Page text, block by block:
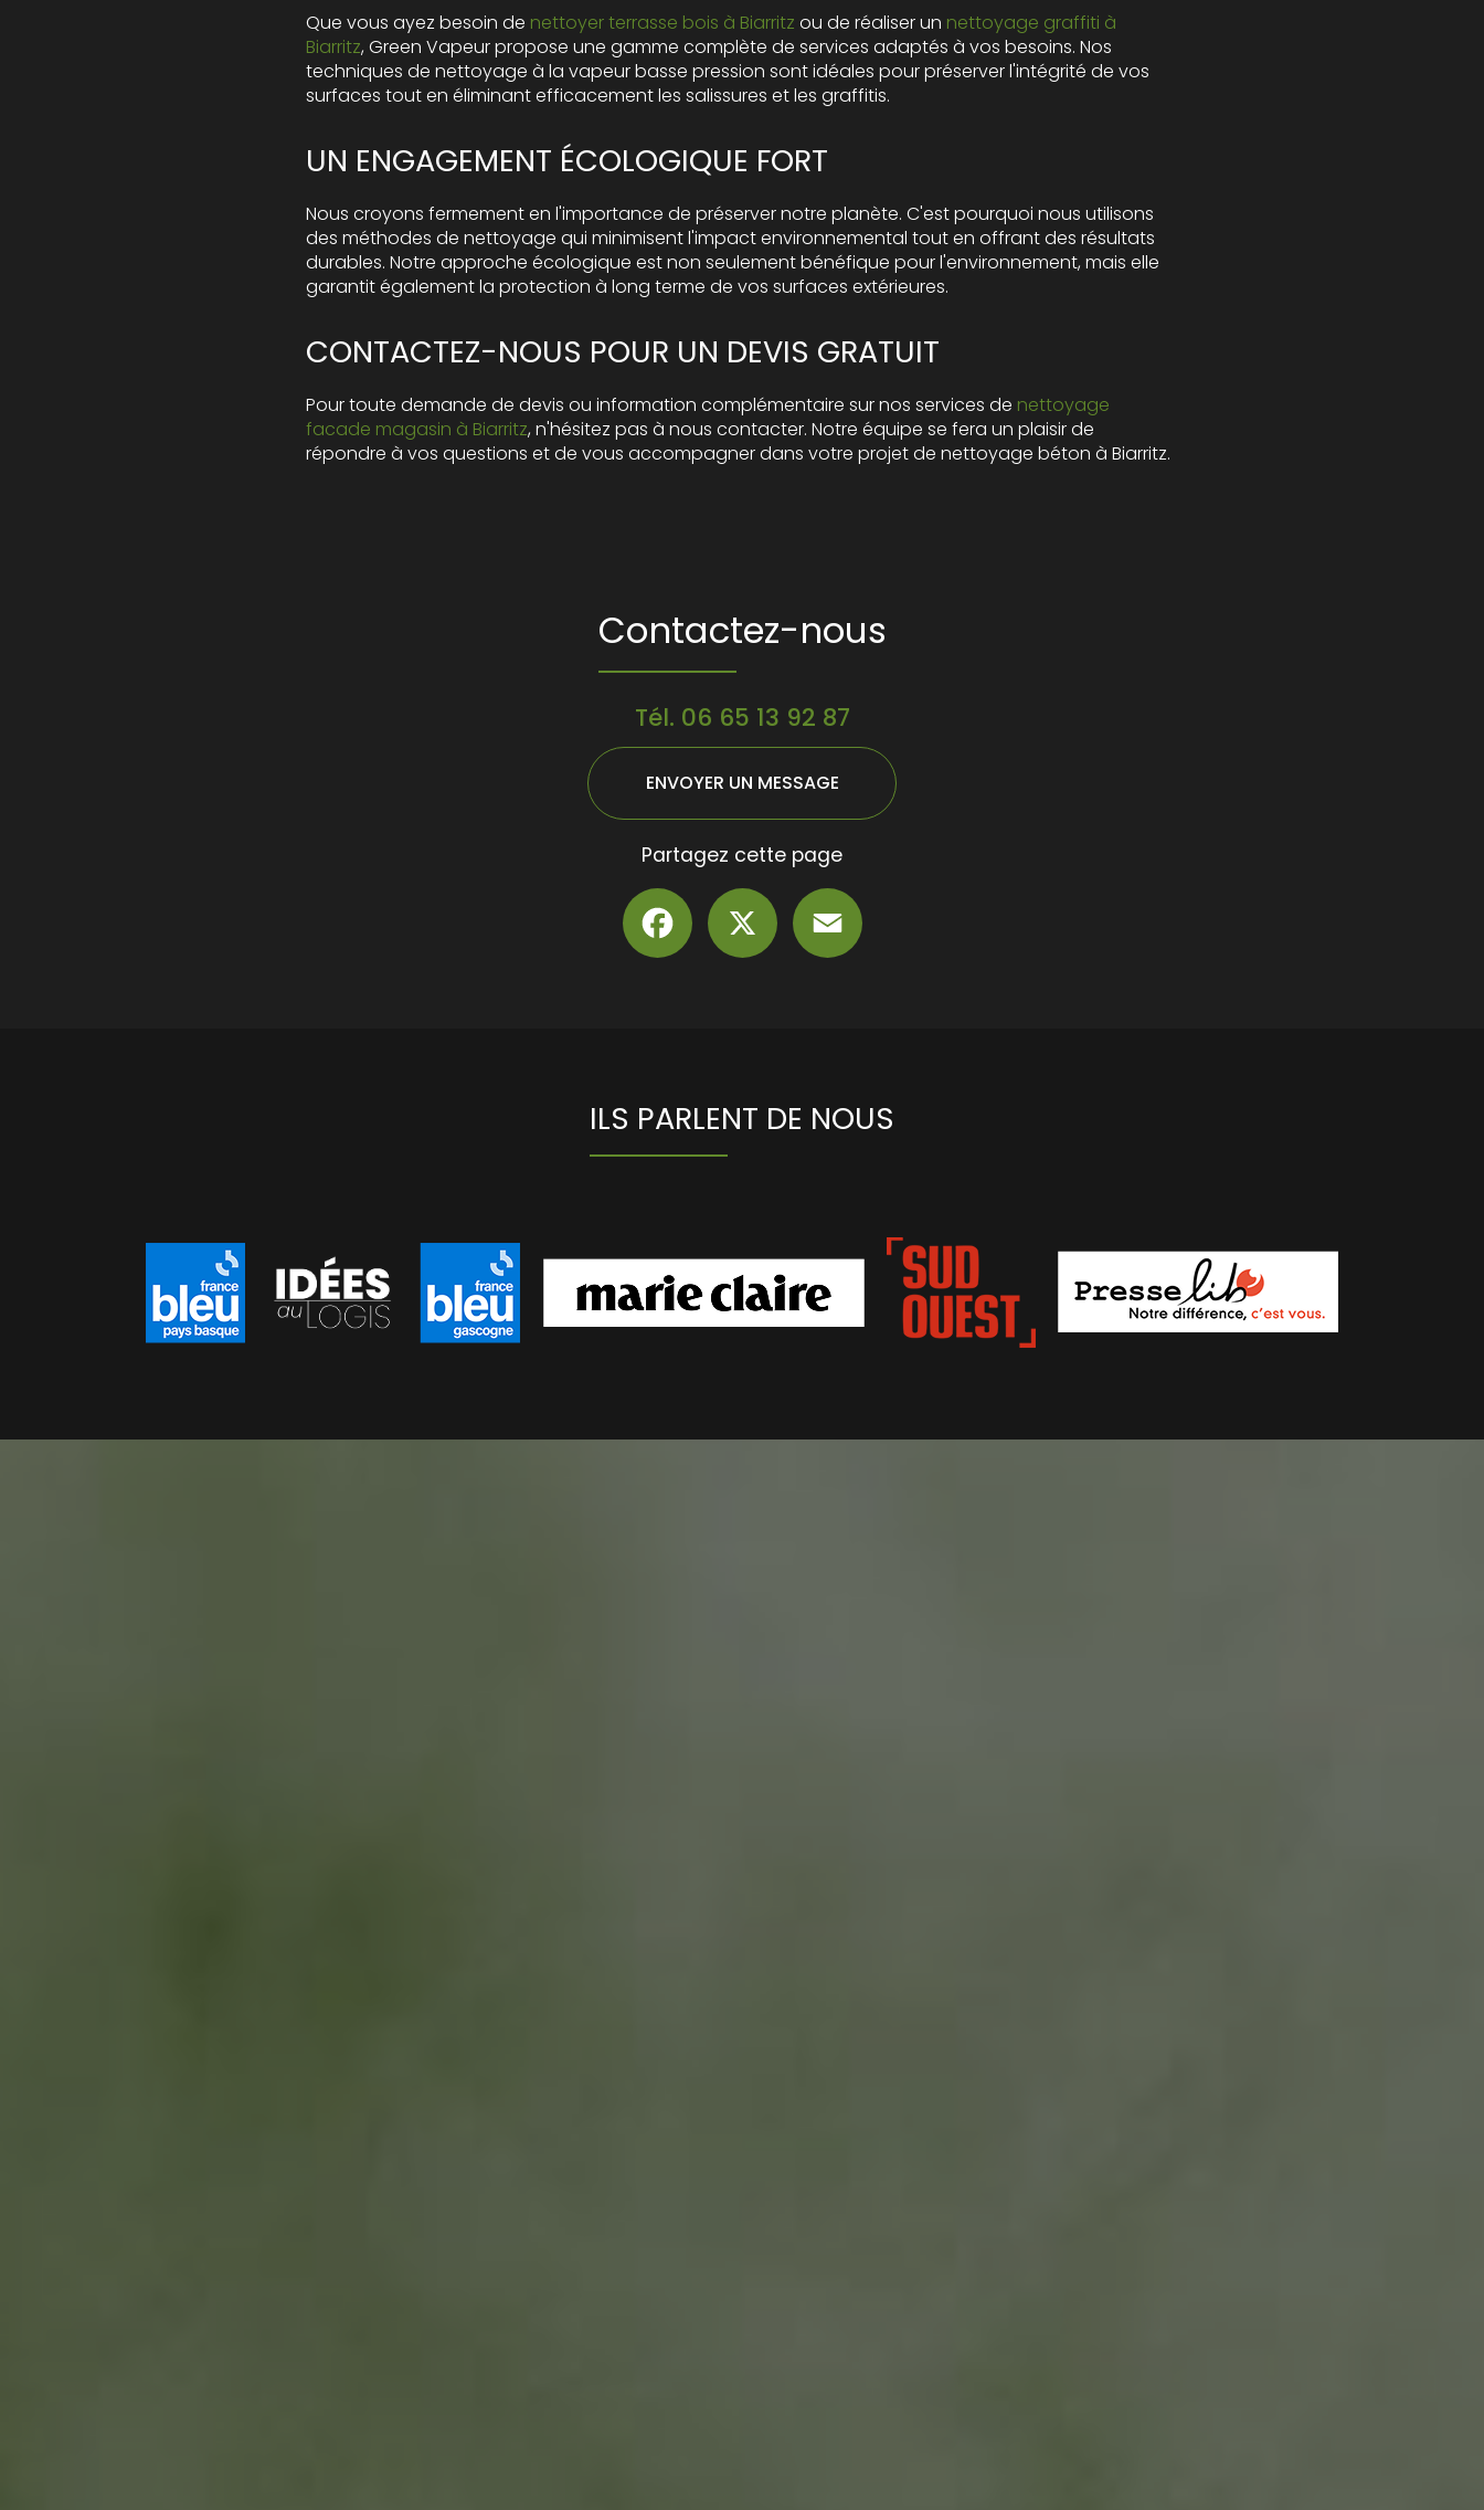
Que vous ayez besoin de nettoyer terrasse bois à Biarritz ou de réaliser un nettoyage graffiti à
Biarritz, Green Vapeur propose une gamme complète de services adaptés à vos besoins. Nos
techniques de nettoyage à la vapeur basse pression sont idéales pour préserver l'intégrité de vos
surfaces tout en éliminant efficacement les salissures et les graffitis.
UN ENGAGEMENT ÉCOLOGIQUE FORT
Nous croyons fermement en l'importance de préserver notre planète. C'est pourquoi nous utilisons
des méthodes de nettoyage qui minimisent l'impact environnemental tout en offrant des résultats
durables. Notre approche écologique est non seulement bénéfique pour l'environnement, mais elle
garantit également la protection à long terme de vos surfaces extérieures.
CONTACTEZ-NOUS POUR UN DEVIS GRATUIT
Pour toute demande de devis ou information complémentaire sur nos services de nettoyage
facade magasin à Biarritz, n'hésitez pas à nous contacter. Notre équipe se fera un plaisir de
répondre à vos questions et de vous accompagner dans votre projet de nettoyage béton à Biarritz.
Contactez-nous
Tél. 06 65 13 92 87
ENVOYER UN MESSAGE
Partagez cette page
Facebook
ILS PARLENT DE NOUS